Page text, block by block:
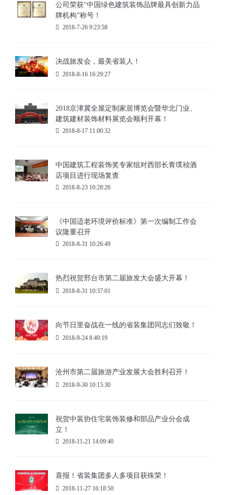
公司荣获“中国绿色建筑装饰品牌最具创新力品
牌机构”称号！
2018-7-26 9:23:58
决战旅发会，最美省装人！
2018-8-16 16:29:27
2018京津冀全屋定制家居博览会暨华北门业、
建筑建材装饰材料展览会顺利开幕！
2018-8-17 11:00:32
中国建筑工程装饰奖专家组对西部长青璞祯酒
店项目进行现场复查
2018-8-23 10:28:26
《中国适老环境评价标准》第一次编制工作会
议隆重召开
2018-8-31 10:26:49
热烈祝贺邢台市第二届旅发大会盛大开幕！
2018-8-31 10:37:01
向节日里奋战在一线的省装集团同志们致敬！
2018-9-24 8:49:19
沧州市第二届旅游产业发展大会胜利召开！
2018-9-30 10:15:30
祝贺中装协住宅装饰装修和部品产业分会成
立！
2018-11-21 14:09:40
喜报！省装集团多人多项目获殊荣！
2018-11-27 16:18:50